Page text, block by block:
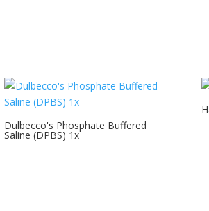
Dulbecco's Phosphate Buffered
Saline (DPBS) 1x